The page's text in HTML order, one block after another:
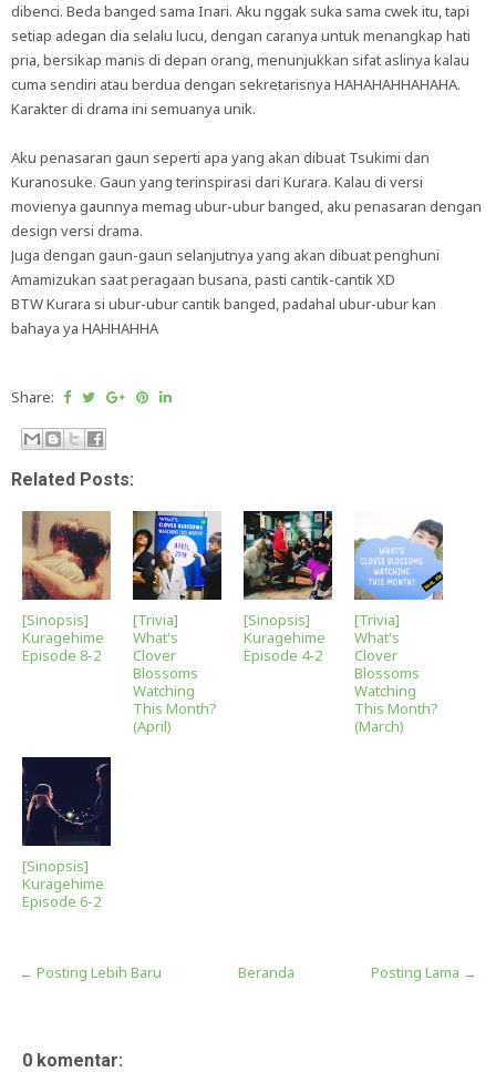
dibenci. Beda banged sama Inari. Aku nggak suka sama cwek itu, tapi
setiap adegan dia selalu lucu, dengan caranya untuk menangkap hati
pria, bersikap manis di depan orang, menunjukkan sifat aslinya kalau
cuma sendiri atau berdua dengan sekretarisnya HAHAHAHHAHAHA.
Karakter di drama ini semuanya unik.
Aku penasaran gaun seperti apa yang akan dibuat Tsukimi dan
Kuranosuke. Gaun yang terinspirasi dari Kurara. Kalau di versi
movienya gaunnya memag ubur-ubur banged, aku penasaran dengan
design versi drama.
Juga dengan gaun-gaun selanjutnya yang akan dibuat penghuni
Amamizukan saat peragaan busana, pasti cantik-cantik XD
BTW Kurara si ubur-ubur cantik banged, padahal ubur-ubur kan
bahaya ya HAHHAHHA
Share:
Related Posts:
[Sinopsis]
Kuragehime
Episode 8-2
[Trivia]
What's
Clover
Blossoms
Watching
This Month?
(April)
[Sinopsis]
Kuragehime
Episode 4-2
[Trivia]
What's
Clover
Blossoms
Watching
This Month?
(March)
[Sinopsis]
Kuragehime
Episode 6-2
← Posting Lebih Baru Posting Lama →
Beranda
0 komentar: